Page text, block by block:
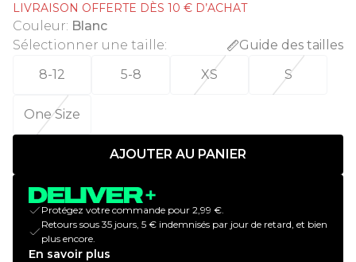
LIVRAISON OFFERTE DÈS 10 € D’ACHAT
Couleur: Blanc
Sélectionner une taille:
Guide des tailles
8-12
5-8 XS S
One Size
AJOUTER AU PANIER
Protégez votre commande pour 2,99 €.
Retours sous 35 jours, 5 € indemnisés par jour de retard, et bien
plus encore.
En savoir plus